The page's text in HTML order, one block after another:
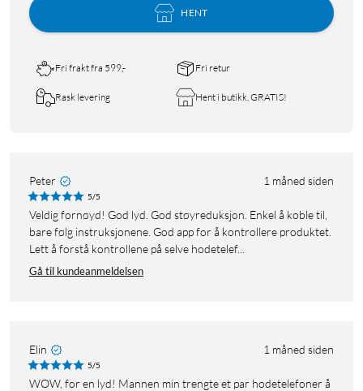
HENT
Fri frakt fra 599,- Fri retur
Rask levering Hent i butikk, GRATIS!
Peter 1 måned siden
5/5
Veldig fornøyd! God lyd. God støyreduksjon. Enkel å koble til,
bare følg instruksjonene. God app for å kontrollere produktet.
Lett å forstå kontrollene på selve hodetelef...
Gå til kundeanmeldelsen
Elin 1 måned siden
5/5
WOW, for en lyd! Mannen min trengte et par hodetelefoner å